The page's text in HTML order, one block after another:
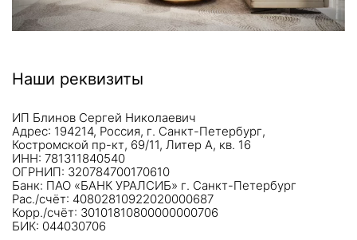
Наши реквизиты
ИП Блинов Сергей Николаевич
Адрес: 194214, Россия, г. Санкт-Петербург,
Костромской пр-кт, 69/11, Литер А, кв. 16
ИНН: 781311840540
ОГРНИП: 320784700170610
Банк: ПАО «БАНК УРАЛСИБ» г. Санкт-Петербург
Рас./счёт: 40802810922020000687
Корр./счёт: 30101810800000000706
БИК: 044030706